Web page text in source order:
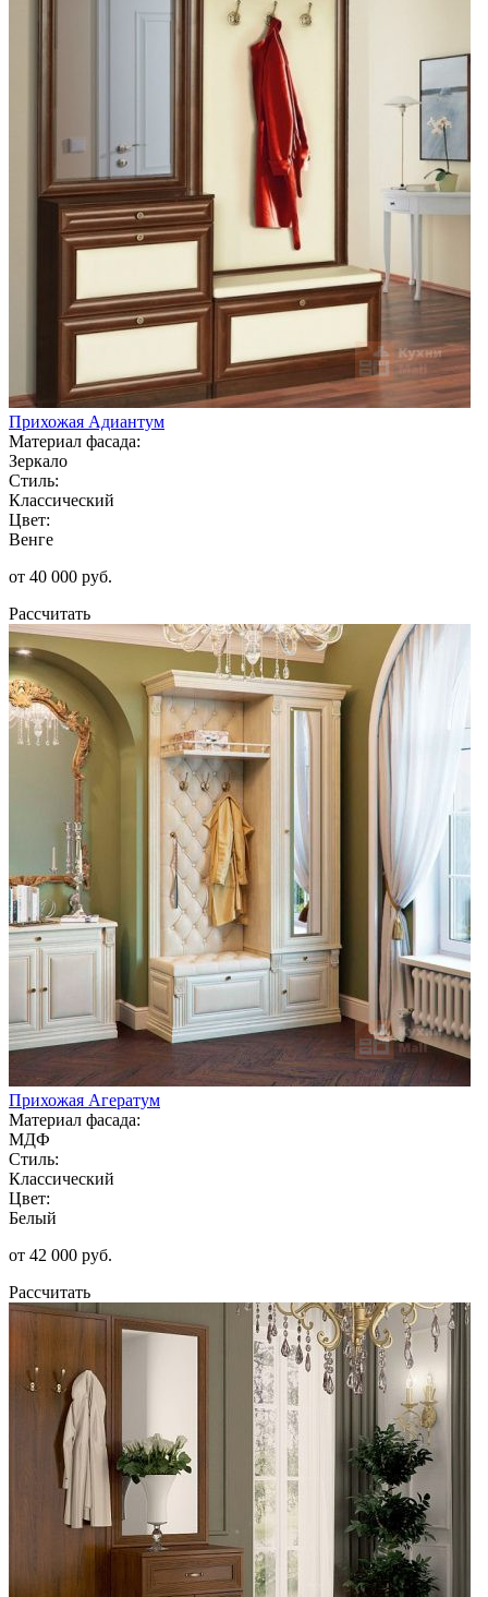
Прихожая Адиантум
Материал фасада:
Зеркало
Стиль:
Классический
Цвет:
Венге
от 40 000 руб.
Рассчитать
Прихожая Агератум
Материал фасада:
МДФ
Стиль:
Классический
Цвет:
Белый
от 42 000 руб.
Рассчитать